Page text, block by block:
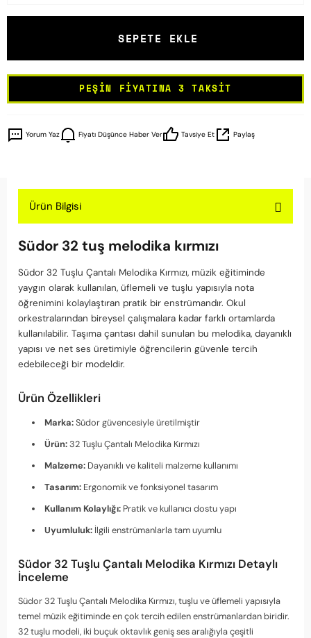
SEPETE EKLE
PEŞIN FIYATINA 3 TAKSIT
Yorum Yaz Fiyatı Düşünce Haber Ver Tavsiye Et Paylaş
Ürün Bilgisi
Südor 32 tuş melodika kırmızı
Südor 32 Tuşlu Çantalı Melodika Kırmızı, müzik eğitiminde
yaygın olarak kullanılan, üflemeli ve tuşlu yapısıyla nota
öğrenimini kolaylaştıran pratik bir enstrümandır. Okul
orkestralarından bireysel çalışmalara kadar farklı ortamlarda
kullanılabilir. Taşıma çantası dahil sunulan bu melodika, dayanıklı
yapısı ve net ses üretimiyle öğrencilerin güvenle tercih
edebileceği bir modeldir.
Ürün Özellikleri
Marka:Südor güvencesiyle üretilmiştir
Ürün:32 Tuşlu Çantalı Melodika Kırmızı
Malzeme:Dayanıklı ve kaliteli malzeme kullanımı
Tasarım:Ergonomik ve fonksiyonel tasarım
Kullanım Kolaylığı:Pratik ve kullanıcı dostu yapı
Uyumluluk:İlgili enstrümanlarla tam uyumlu
Südor 32 Tuşlu Çantalı Melodika Kırmızı Detaylı
İnceleme
Südor 32 Tuşlu Çantalı Melodika Kırmızı, tuşlu ve üflemeli yapısıyla
temel müzik eğitiminde en çok tercih edilen enstrümanlardan biridir.
32 tuşlu modeli, iki buçuk oktavlık geniş ses aralığıyla çeşitli